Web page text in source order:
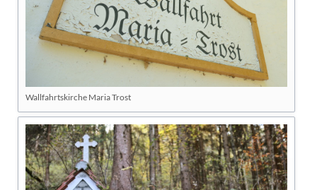
Wallfahrtskirche Maria Trost